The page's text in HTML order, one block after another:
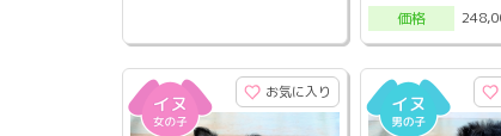
価格
お気に入り